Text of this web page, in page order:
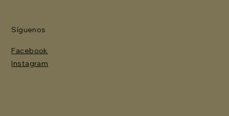
Síguenos
Facebook
Instagram